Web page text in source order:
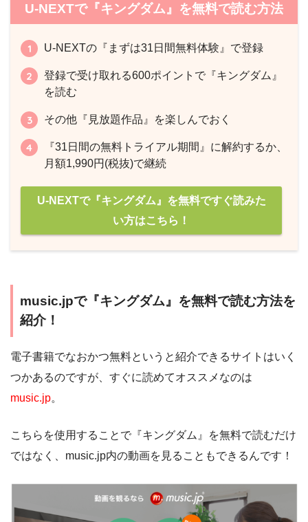
U-NEXTで『キングダム』を無料で読む方法
U-NEXTの『まずは31日間無料体験』で登録
登録で受け取れる600ポイントで『キングダム』
を読む
その他『見放題作品』を楽しんでおく
『31日間の無料トライアル期間』に解約するか、
月額1,990円(税抜)で継続
U-NEXTで『キングダム』を無料ですぐ読みた
い方はこちら！
music.jpで『キングダム』を無料で読む方法を
紹介！
電子書籍でなおかつ無料というと紹介できるサイトはいく
つかあるのですが、すぐに読めてオススメなのは
music.jp。
こちらを使用することで『キングダム』を無料で読むだけ
ではなく、music.jp内の動画を見ることもできるんです！